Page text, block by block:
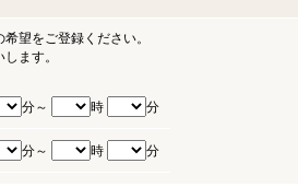
望をご登録ください。
ます。
分～ 時 分
分～ 時 分